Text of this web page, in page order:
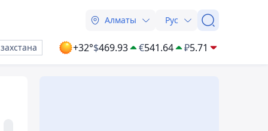
Алматы Рус
+32°$469.93 €541.64 ₽5.71